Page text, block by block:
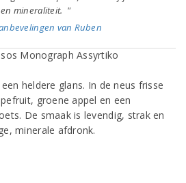
mineraliteit. "
van Ruben
heldere glans. In de neus frisse
groene appel en een
De smaak is levendig, strak en
minerale afdronk.